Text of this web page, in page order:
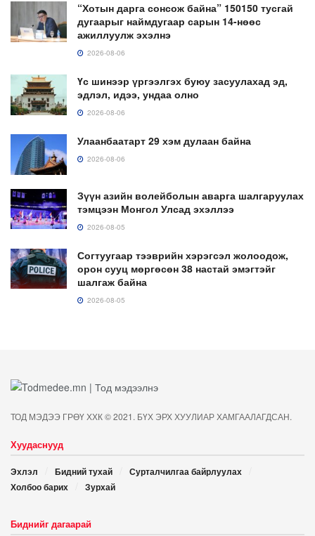
“Хотын дарга сонсож байна” 150150 тусгай
дугаарыг наймдугаар сарын 14-нөөс
ажиллуулж эхэлнэ
2026-08-06
Үс шинээр үргээлгэх буюу засуулахад эд,
эдлэл, идээ, ундаа олно
2026-08-06
Улаанбаатарт 29 хэм дулаан байна
2026-08-06
Зүүн азийн волейболын аварга шалгаруулах
тэмцээн Монгол Улсад эхэллээ
2026-08-05
Согтуугаар тээврийн хэрэгсэл жолоодож,
орон сууц мөргөсөн 38 настай эмэгтэйг
шалгаж байна
2026-08-05
ТОД МЭДЭЭ ГРӨҮ ХХК © 2021. БҮХ ЭРХ ХУУЛИАР ХАМГААЛАГДСАН.
Хуудаснууд
Эхлэл Бидний тухай
Сурталчилгаа байрлуулах
Холбоо барих
Зурхай
Биднийг дагаарай